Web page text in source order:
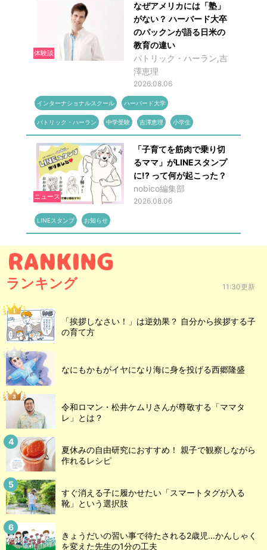
体験談
なぜアメリカには「塾」
がない？ ハーバード大卒
のパックンが語る日米の
教育の違い
パトリック・ハーラン,吉
澤恵理
2026.08.06
インターナショナルスクール ハーバード大学
パトリック・ハーラン 中学受験 吉澤恵理 小学生
ニュース
「子育てを筋肉で乗り切
るママ」がLINEスタンプ
に!? って何が起こった？
nobico編集部
2026.08.06
LINEスタンプ お知らせ
ランキング 11:30更新
「挨拶しなさい！」は逆効果？ 自分から挨拶する子
の育て方
なにもかもがイヤになり海に身を投げる西郷隆盛
令和ロマン・松井ケムリさんが尊敬する「ママタ
レ」とは？
夏休みの自由研究におすすめ！ 親子で観察しながら
作れるレシピ
すぐ消える子に履かせたい「スマートタグが入る
靴」という選択肢
きょうだいの習い事で待たされる2歳児...かんしゃく
を変えた先生の1分の工夫